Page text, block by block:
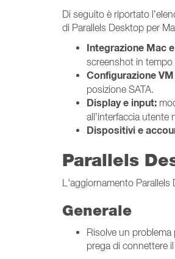
Di seguito è riportato
di Parallels Desktop per
Integrazione Mac
screenshot in tempo
Configurazione
posizione SATA.
Display e input:
all’interfaccia utente
Dispositivi e
Parallels
L'aggiornamento Parallels
Generale
Risolve un
prega di connettere